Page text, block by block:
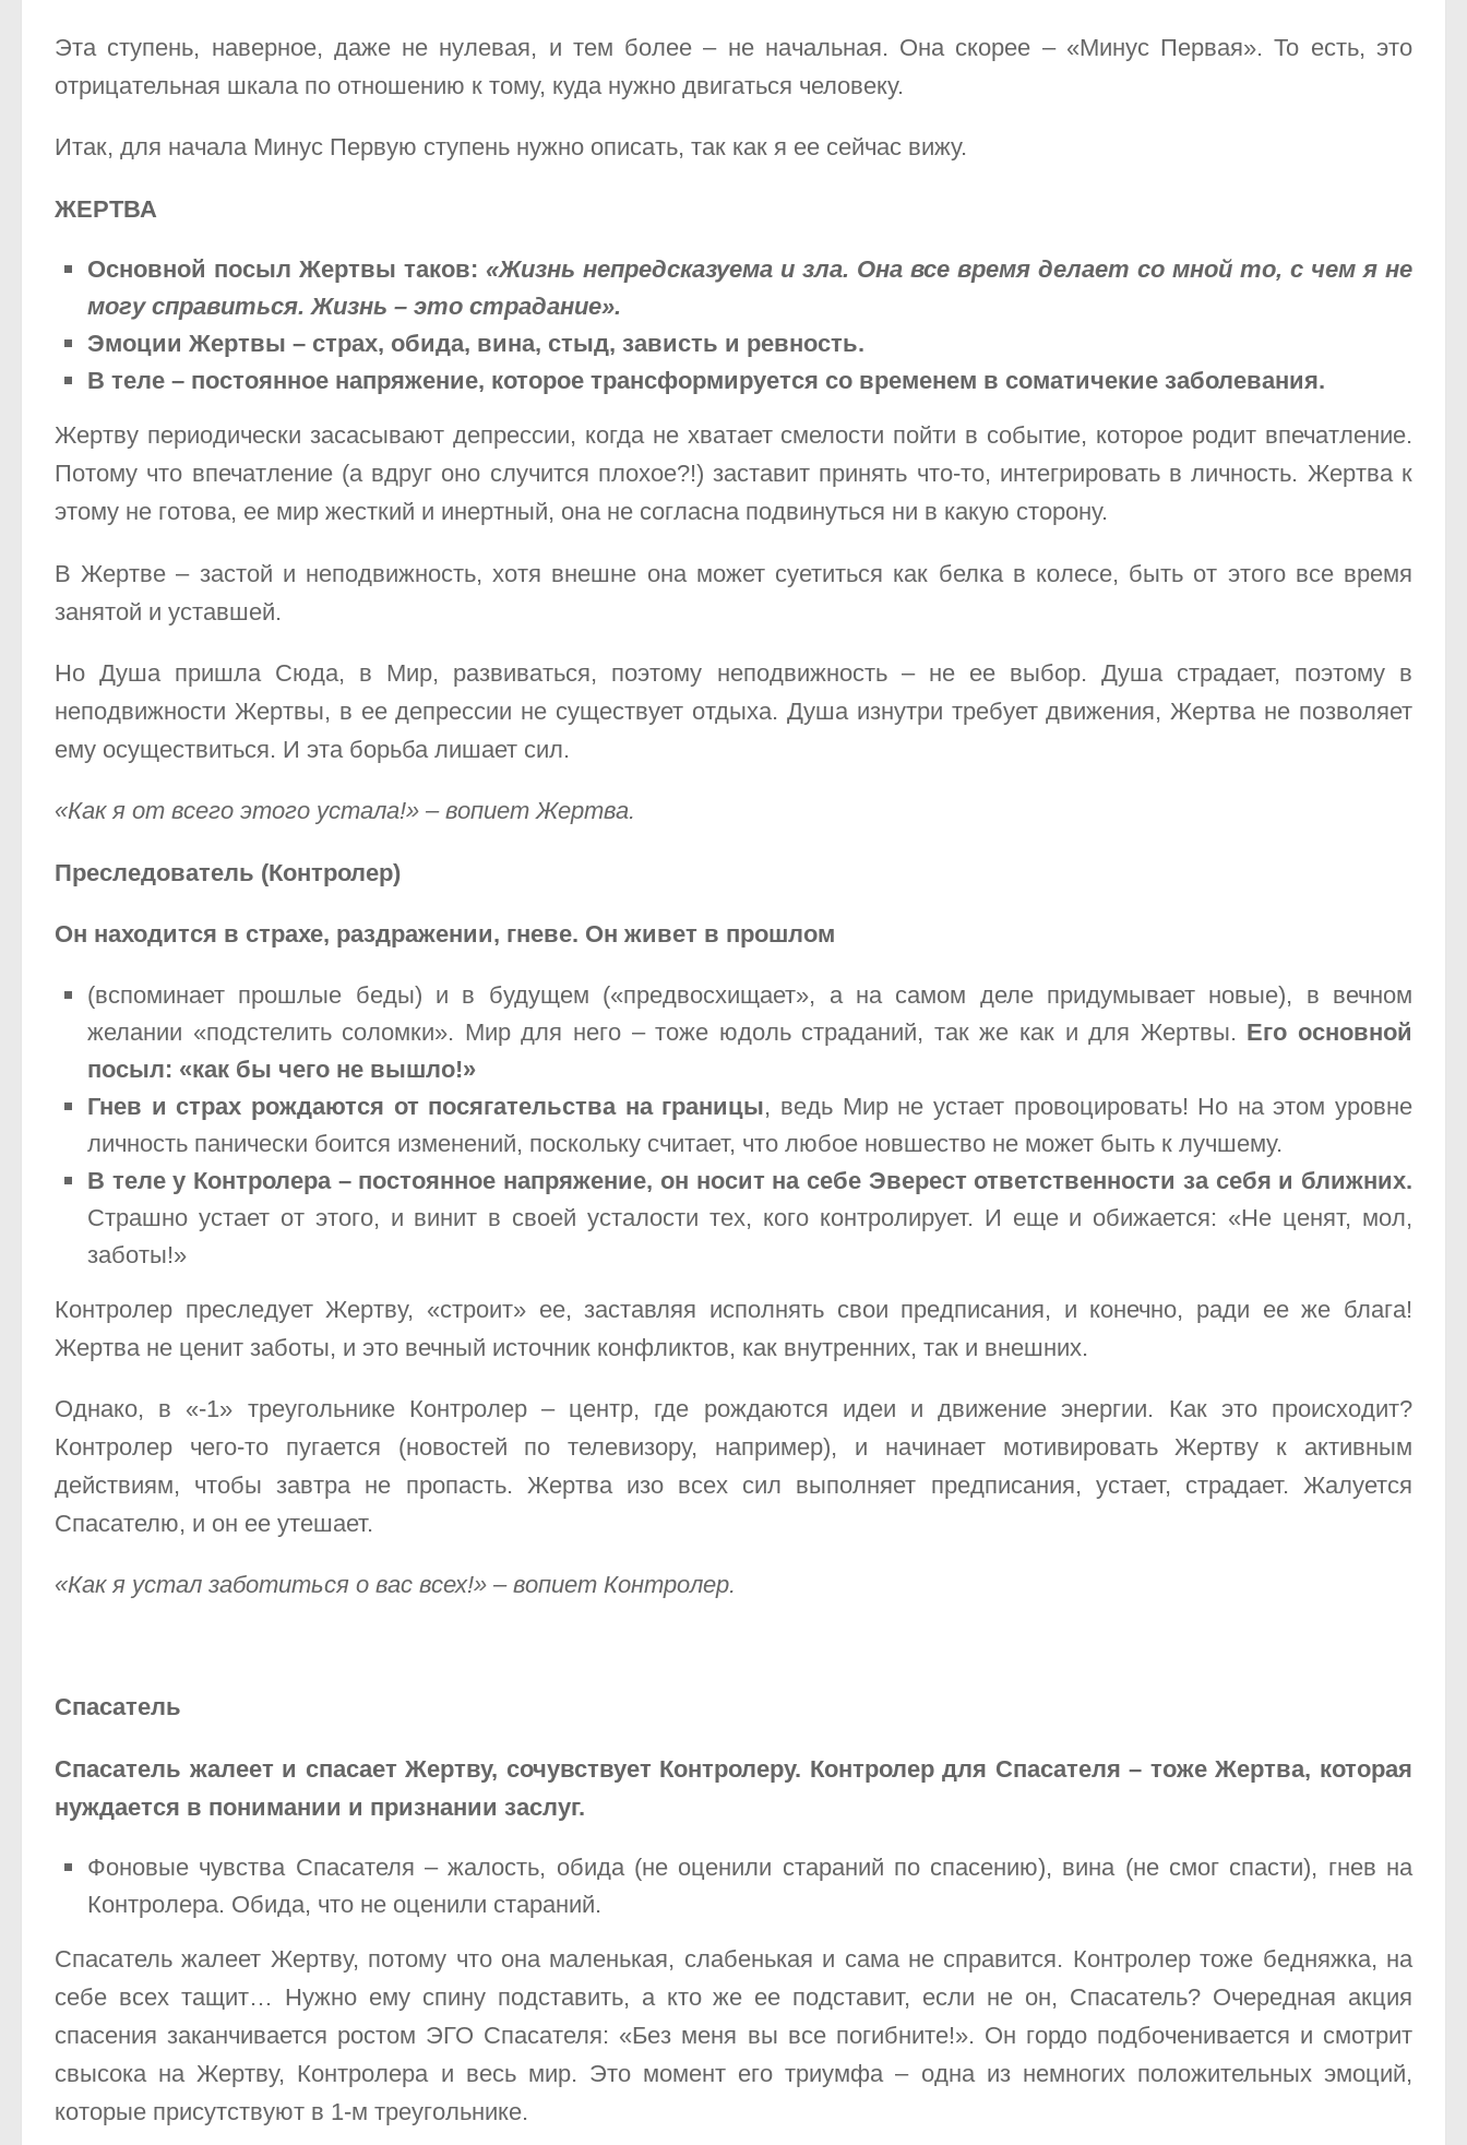
Эта ступень, наверное, даже не нулевая, и тем более – не начальная. Она скорее – «Минус Первая». То есть, это
отрицательная шкала по отношению к тому, куда нужно двигаться человеку.
Итак, для начала Минус Первую ступень нужно описать, так как я ее сейчас вижу.
ЖЕРТВА
Основной посыл Жертвы таков: «Жизнь непредсказуема и зла. Она все время делает со мной то, с чем я не
могу справиться. Жизнь – это страдание».
Эмоции Жертвы – страх, обида, вина, стыд, зависть и ревность.
В теле – постоянное напряжение, которое трансформируется со временем в соматичекие заболевания.
Жертву периодически засасывают депрессии, когда не хватает смелости пойти в событие, которое родит впечатление.
Потому что впечатление (а вдруг оно случится плохое?!) заставит принять что-то, интегрировать в личность. Жертва к
этому не готова, ее мир жесткий и инертный, она не согласна подвинуться ни в какую сторону.
В Жертве – застой и неподвижность, хотя внешне она может суетиться как белка в колесе, быть от этого все время
занятой и уставшей.
Но Душа пришла Сюда, в Мир, развиваться, поэтому неподвижность – не ее выбор. Душа страдает, поэтому в
неподвижности Жертвы, в ее депрессии не существует отдыха. Душа изнутри требует движения, Жертва не позволяет
ему осуществиться. И эта борьба лишает сил.
«Как я от всего этого устала!» – вопиет Жертва.
Преследователь (Контролер)
Он находится в страхе, раздражении, гневе. Он живет в прошлом
(вспоминает прошлые беды) и в будущем («предвосхищает», а на самом деле придумывает новые), в вечном
желании «подстелить соломки». Мир для него – тоже юдоль страданий, так же как и для Жертвы. Его основной
посыл: «как бы чего не вышло!»
Гнев и страх рождаются от посягательства на границы, ведь Мир не устает провоцировать! Но на этом уровне
личность панически боится изменений, поскольку считает, что любое новшество не может быть к лучшему.
В теле у Контролера – постоянное напряжение, он носит на себе Эверест ответственности за себя и ближних.
Страшно устает от этого, и винит в своей усталости тех, кого контролирует. И еще и обижается: «Не ценят, мол,
заботы!»
Контролер преследует Жертву, «строит» ее, заставляя исполнять свои предписания, и конечно, ради ее же блага!
Жертва не ценит заботы, и это вечный источник конфликтов, как внутренних, так и внешних.
Однако, в «-1» треугольнике Контролер – центр, где рождаются идеи и движение энергии. Как это происходит?
Контролер чего-то пугается (новостей по телевизору, например), и начинает мотивировать Жертву к активным
действиям, чтобы завтра не пропасть. Жертва изо всех сил выполняет предписания, устает, страдает. Жалуется
Спасателю, и он ее утешает.
«Как я устал заботиться о вас всех!» – вопиет Контролер.
Спасатель
Спасатель жалеет и спасает Жертву, сочувствует Контролеру. Контролер для Спасателя – тоже Жертва, которая
нуждается в понимании и признании заслуг.
Фоновые чувства Спасателя – жалость, обида (не оценили стараний по спасению), вина (не смог спасти), гнев на
Контролера. Обида, что не оценили стараний.
Спасатель жалеет Жертву, потому что она маленькая, слабенькая и сама не справится. Контролер тоже бедняжка, на
себе всех тащит… Нужно ему спину подставить, а кто же ее подставит, если не он, Спасатель? Очередная акция
спасения заканчивается ростом ЭГО Спасателя: «Без меня вы все погибните!». Он гордо подбоченивается и смотрит
свысока на Жертву, Контролера и весь мир. Это момент его триумфа – одна из немногих положительных эмоций,
которые присутствуют в 1-м треугольнике.